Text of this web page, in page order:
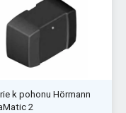
k pohonu Hörmann
2